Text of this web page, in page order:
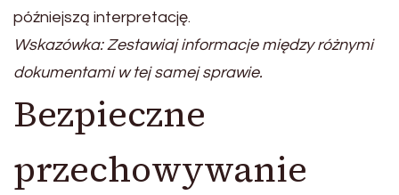
późniejszą interpretację.
Wskazówka: Zestawiaj informacje między różnymi
dokumentami w tej samej sprawie.
Bezpieczne
przechowywanie